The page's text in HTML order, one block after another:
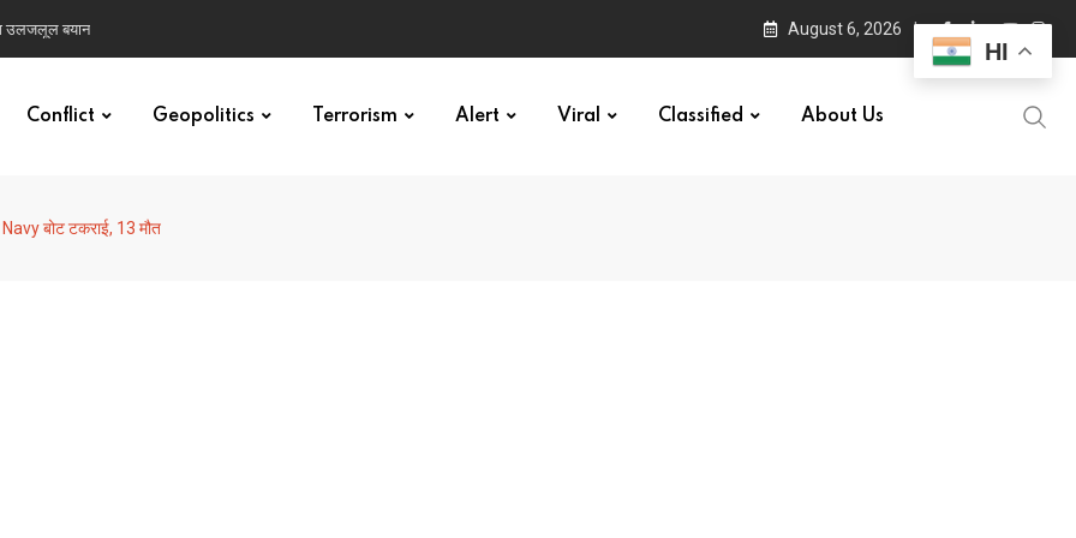
उलजलूल बयान August 6, 2026
Conflict Geopolitics Terrorism Alert Viral Classified About Us
बोट टकराई, 13 मौत
HI